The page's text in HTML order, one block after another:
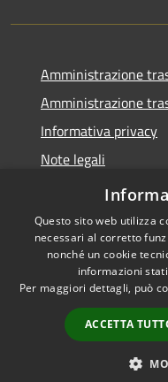
Amministrazione
Amministrazione
Informativa privacy
Note legali
Dichiarazione di
Accessibilità
Questo sito web utilizza
necessari al corretto
nonché un cookie
informazioni
Per maggiori dettagli, può
ACCETTA